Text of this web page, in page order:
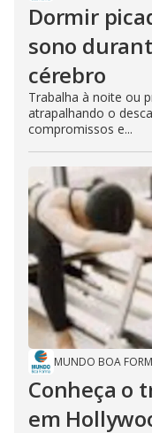
Dormir
sono
cérebro
Trabalha à noite ou
atrapalhando o
compromissos e...
MUNDO BOA
Conheça o
em